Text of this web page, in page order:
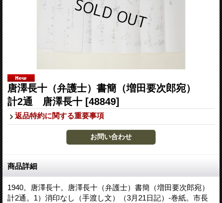
唐澤長十（弁護士）書簡（増田要次郎宛）
計2通 唐澤長十 [48849]
返品特約に関する重要事項
商品詳細
1940。唐澤長十。唐澤長十（弁護士）書簡（増田要次郎宛）
計2通。1）消印なし（手渡し文）（3月21日記）-巻紙。市長